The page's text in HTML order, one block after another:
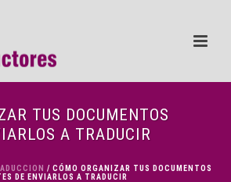
TUS DOCUMENTOS
A TRADUCIR
/ CÓMO ORGANIZAR TUS DOCUMENTOS
DE ENVIARLOS A TRADUCIR